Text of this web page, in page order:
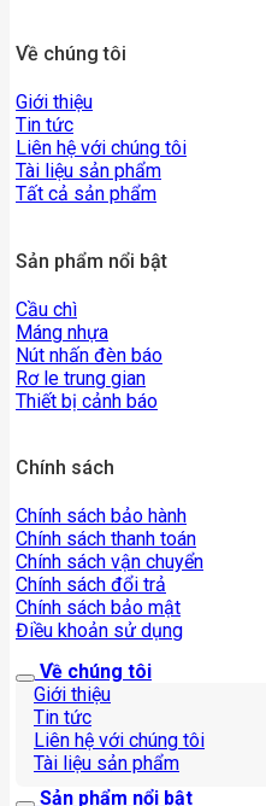
Về chúng tôi
Giới thiệu
Tin tức
Liên hệ với chúng tôi
Tài liệu sản phẩm
Tất cả sản phẩm
Sản phẩm nổi bật
Cầu chì
Máng nhựa
Nút nhấn đèn báo
Rơ le trung gian
Thiết bị cảnh báo
Chính sách
Chính sách bảo hành
Chính sách thanh toán
Chính sách vận chuyển
Chính sách đổi trả
Chính sách bảo mật
Điều khoản sử dụng
Về chúng tôi
Giới thiệu
Tin tức
Liên hệ với chúng tôi
Tài liệu sản phẩm
Sản phẩm nổi bật